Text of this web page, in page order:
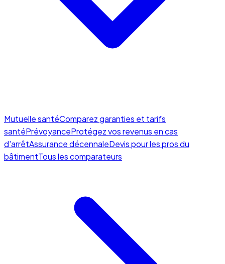
Mutuelle santéComparez garanties et tarifs
santéPrévoyanceProtégez vos revenus en cas
d'arrêtAssurance décennaleDevis pour les pros du
bâtimentTous les comparateurs